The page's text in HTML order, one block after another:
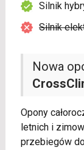
Nowa
Opony
letnich i
przebiegów
Silnik
Silnik